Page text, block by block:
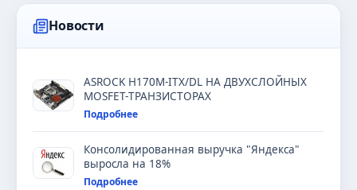
Новости
ASROCK H170M-ITX/DL НА ДВУХСЛОЙНЫХ
MOSFET-ТРАНЗИСТОРАХ
Подробнее
Консолидированная выручка "Яндекса"
выросла на 18%
Подробнее